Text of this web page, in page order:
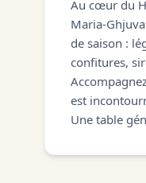
Au cœur du
Maria-
de saison :
confitures,
est
Une table